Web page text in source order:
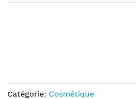
Catégorie: Cosmétique